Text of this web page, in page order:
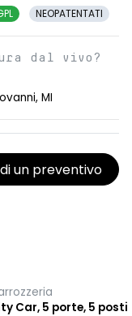
NEOPATENTATI
dal vivo?
MI
un preventivo
Car, 5 porte, 5 posti